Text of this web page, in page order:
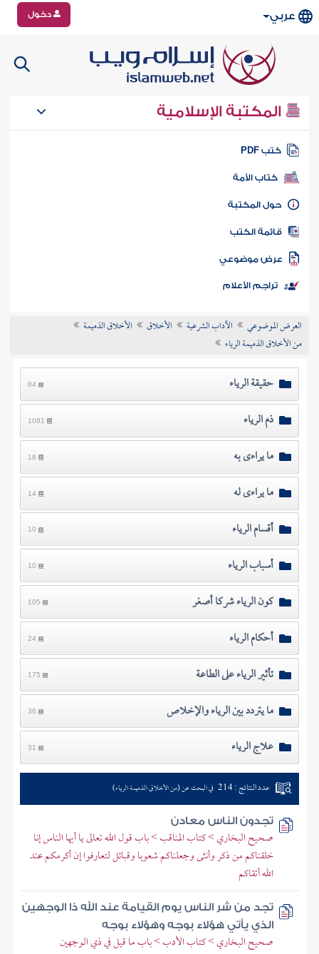
عربي دخول
المكتبة الإسلامية
كتب PDF
كتاب الأمة
المكتبة
الكتب
موضوعي
تراجم الأعلام
العرض الموضوعي الآداب الشرعية الأخلاق
الأخلاق الذميمة
من الأخلاق الذميمة الرياء
حقيقة الرياء 84
ذم الرياء 1081
ما يراءى به 18
ما يراءى له 14
أقسام الرياء 10
أسباب الرياء 10
كون الرياء شركا أصغر 105
أحكام الرياء 24
تأثير الرياء على الطاعة 175
ما يتردد بين الرياء والإخلاص 36
علاج الرياء 31
عدد النتائج : 214 في البحث عن (من الأخلاق الذميمة الرياء)
تجدون الناس معادن
صحيح البخاري > كتاب المناقب > باب قول الله تعالى يا أيها الناس إنا
خلقناكم من ذكر وأنثى وجعلناكم شعوبا وقبائل لتعارفوا إن أكرمكم عند
الله أتقاكم
تجد من شر الناس يوم القيامة عند الله ذا الوجهين
الذي يأتي هؤلاء بوجه وهؤلاء بوجه
صحيح البخاري > كتاب الأدب > باب ما قيل في ذي الوجهين